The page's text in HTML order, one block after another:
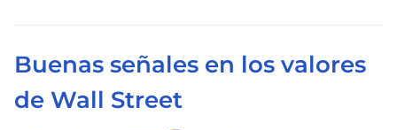
c
t
Buenas señales en los valores
de Wall Street